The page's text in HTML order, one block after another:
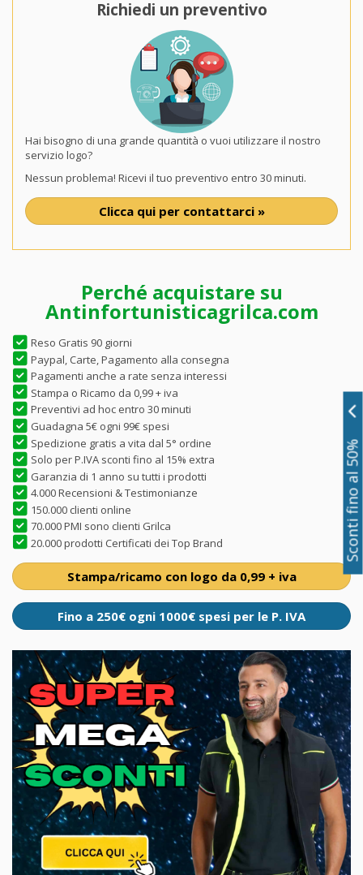
Richiedi un preventivo
Hai bisogno di una grande quantità o vuoi utilizzare il nostro
servizio logo?
Nessun problema! Ricevi il tuo preventivo entro 30 minuti.
Clicca qui per contattarci »
Perché acquistare su
Antinfortunisticagrilca.com
Reso Gratis 90 giorni
Paypal, Carte, Pagamento alla consegna
Pagamenti anche a rate senza interessi
Stampa o Ricamo da 0,99 + iva
Preventivi ad hoc entro 30 minuti
Guadagna 5€ ogni 99€ spesi
Spedizione gratis a vita dal 5° ordine
Solo per P.IVA sconti fino al 15% extra
Garanzia di 1 anno su tutti i prodotti
4.000 Recensioni & Testimonianze
150.000 clienti online
70.000 PMI sono clienti Grilca
20.000 prodotti Certificati dei Top Brand
Stampa/ricamo con logo da 0,99 + iva
Fino a 250€ ogni 1000€ spesi per le P. IVA
Sconti fino al 50%